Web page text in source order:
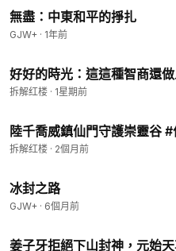
無盡：中東和平的掙扎
GJW+ · 1年前
好好的時光：這這種智商還
拆解红楼 · 1星期前
陸千喬威鎮仙門守護崇靈谷
拆解红楼 · 2個月前
冰封之路
GJW+ · 6個月前
姜子牙拒絕下山封神，元始